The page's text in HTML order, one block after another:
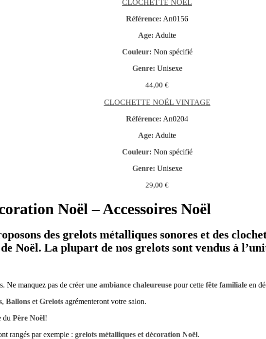
CLOCHETTE NOËL
Référence: An0156
Age: Adulte
Couleur: Non spécifié
Genre: Unisexe
44,00 €
CLOCHETTE NOËL VINTAGE
Référence: An0204
Age: Adulte
Couleur: Non spécifié
Genre: Unisexe
29,00 €
Noël – Accessoires Noël
des grelots métalliques sonores et des
Noël. La plupart de nos grelots sont vendus à
Ne manquez pas de créer une ambiance chaleureuse pour cette fête familiale en
, Ballons et Grelots agrémenteront votre salon.
du Père Noël!
rangés par exemple : grelots métalliques et décoration Noël.